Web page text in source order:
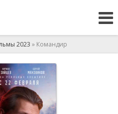
2023 » Командир